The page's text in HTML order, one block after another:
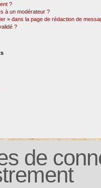
?
à un modérateur ?
» dans la page de rédaction de
?
de